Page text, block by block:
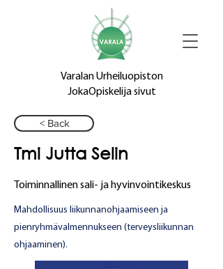
Varalan Urheiluopiston
JokaOpiskelija sivut
< Back
Tmi Jutta Selin
Toiminnallinen sali- ja hyvinvointikeskus
Mahdollisuus liikunnanohjaamiseen ja
pienryhmävalmennukseen (terveysliikunnan
ohjaaminen).